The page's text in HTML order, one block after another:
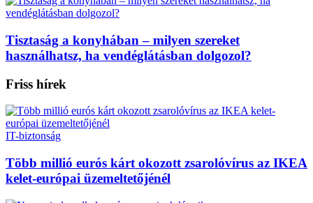
Tisztaság a konyhában – milyen szereket
használhatsz, ha vendéglátásban dolgozol?
Friss hírek
IT-biztonság
Több millió eurós kárt okozott zsarolóvírus az IKEA
kelet-európai üzemeltetőjénél